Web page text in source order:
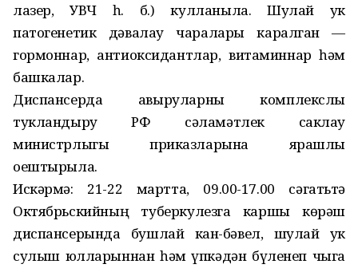
лазер, УВЧ һ. б.) кулланыла. Шулай ук
патогенетик дәвалау чаралары каралган —
гормоннар, антиоксидантлар, витаминнар һәм
башкалар.
Диспансерда авыруларны комплекслы
тукландыру РФ сәламәтлек саклау
министрлыгы приказларына ярашлы
оештырыла.
Искәрмә: 21-22 мартта, 09.00-17.00 сәгатьтә
Октябрьскийның туберкулезга каршы көрәш
диспансерында бушлай кан-бәвел, шулай ук
сулыш юлларыннан һәм үпкәдән бүленеп чыга